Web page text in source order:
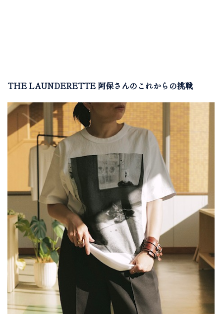
THE LAUNDERETTE 阿保さんのこれからの挑戦